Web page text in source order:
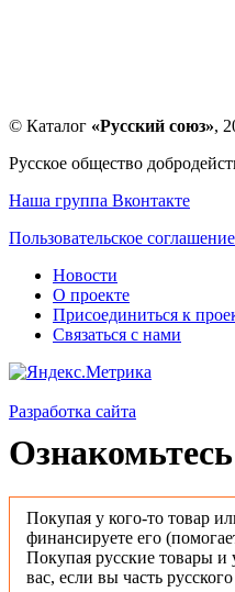
© Каталог «Русский союз»,
Русское общество
Наша группа Вконтакте
Пользовательское соглашение
Новости
О проекте
Присоединиться к
Связаться с нами
Разработка сайта
Покупая у кого-то товар
финансируете его
Покупая русские товары и
вас, если вы часть